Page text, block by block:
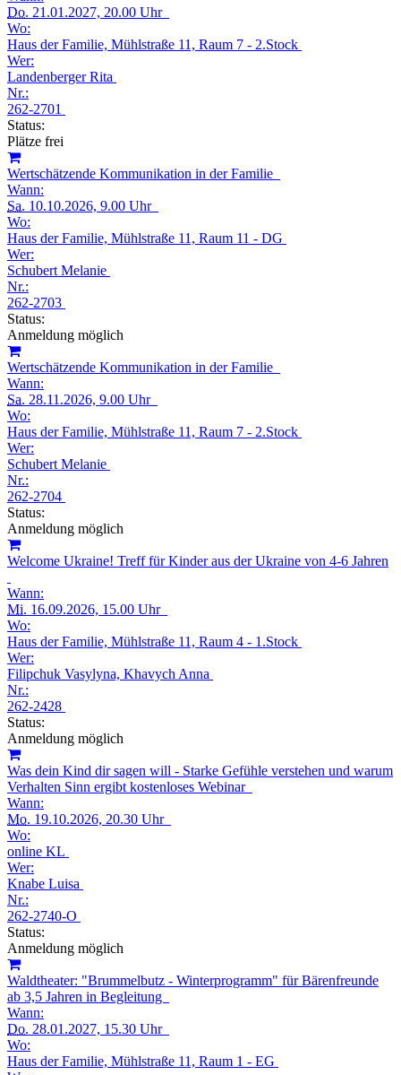
Do. 21.01.2027, 20.00 Uhr
Wo:
Haus der Familie, Mühlstraße 11, Raum 7 - 2.Stock
Wer:
Landenberger Rita
Nr.:
262-2701
Status:
Plätze frei
Wertschätzende Kommunikation in der Familie
Wann:
Sa. 10.10.2026, 9.00 Uhr
Wo:
Haus der Familie, Mühlstraße 11, Raum 11 - DG
Wer:
Schubert Melanie
Nr.:
262-2703
Status:
Anmeldung möglich
Wertschätzende Kommunikation in der Familie
Wann:
Sa. 28.11.2026, 9.00 Uhr
Wo:
Haus der Familie, Mühlstraße 11, Raum 7 - 2.Stock
Wer:
Schubert Melanie
Nr.:
262-2704
Status:
Anmeldung möglich
Welcome Ukraine! Treff für Kinder aus der Ukraine von 4-6 Jahren
Wann:
Mi. 16.09.2026, 15.00 Uhr
Wo:
Haus der Familie, Mühlstraße 11, Raum 4 - 1.Stock
Wer:
Filipchuk Vasylyna, Khavych Anna
Nr.:
262-2428
Status:
Anmeldung möglich
Was dein Kind dir sagen will - Starke Gefühle verstehen und warum
Verhalten Sinn ergibt kostenloses Webinar
Wann:
Mo. 19.10.2026, 20.30 Uhr
Wo:
online KL
Wer:
Knabe Luisa
Nr.:
262-2740-O
Status:
Anmeldung möglich
Waldtheater: "Brummelbutz - Winterprogramm" für Bärenfreunde
ab 3,5 Jahren in Begleitung
Wann:
Do. 28.01.2027, 15.30 Uhr
Wo:
Haus der Familie, Mühlstraße 11, Raum 1 - EG